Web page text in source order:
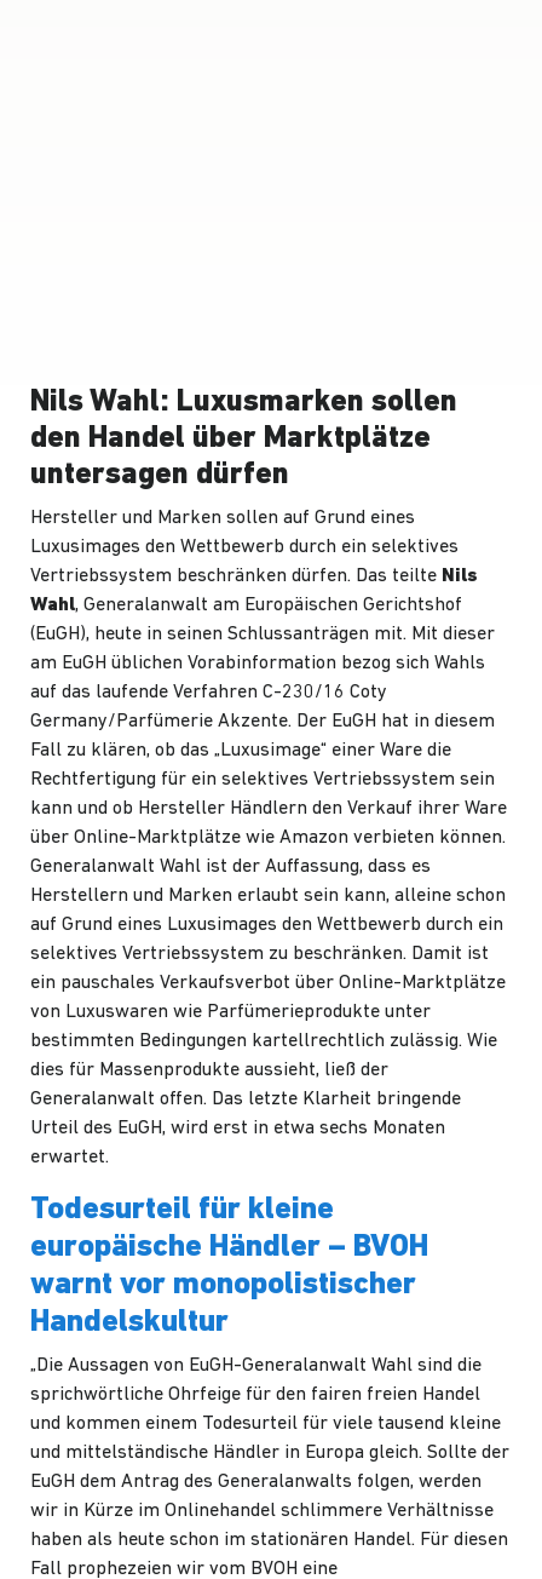
Nils Wahl: Luxusmarken sollen
den Handel über Marktplätze
untersagen dürfen
Hersteller und Marken sollen auf Grund eines
Luxusimages den Wettbewerb durch ein selektives
Vertriebssystem beschränken dürfen. Das teilte Nils
Wahl, Generalanwalt am Europäischen Gerichtshof
(EuGH), heute in seinen Schlussanträgen mit. Mit dieser
am EuGH üblichen Vorabinformation bezog sich Wahls
auf das laufende Verfahren C-230/16 Coty
Germany/Parfümerie Akzente. Der EuGH hat in diesem
Fall zu klären, ob das „Luxusimage“ einer Ware die
Rechtfertigung für ein selektives Vertriebssystem sein
kann und ob Hersteller Händlern den Verkauf ihrer Ware
über Online-Marktplätze wie Amazon verbieten können.
Generalanwalt Wahl ist der Auffassung, dass es
Herstellern und Marken erlaubt sein kann, alleine schon
auf Grund eines Luxusimages den Wettbewerb durch ein
selektives Vertriebssystem zu beschränken. Damit ist
ein pauschales Verkaufsverbot über Online-Marktplätze
von Luxuswaren wie Parfümerieprodukte unter
bestimmten Bedingungen kartellrechtlich zulässig. Wie
dies für Massenprodukte aussieht, ließ der
Generalanwalt offen. Das letzte Klarheit bringende
Urteil des EuGH, wird erst in etwa sechs Monaten
erwartet.
Todesurteil für kleine
europäische Händler – BVOH
warnt vor monopolistischer
Handelskultur
„Die Aussagen von EuGH-Generalanwalt Wahl sind die
sprichwörtliche Ohrfeige für den fairen freien Handel
und kommen einem Todesurteil für viele tausend kleine
und mittelständische Händler in Europa gleich. Sollte der
EuGH dem Antrag des Generalanwalts folgen, werden
wir in Kürze im Onlinehandel schlimmere Verhältnisse
haben als heute schon im stationären Handel. Für diesen
Fall prophezeien wir vom BVOH eine